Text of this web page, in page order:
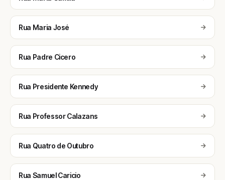
Rua Maria José
Rua Padre Cicero
Rua Presidente Kennedy
Rua Professor Calazans
Rua Quatro de Outubro
Rua Samuel Caricio